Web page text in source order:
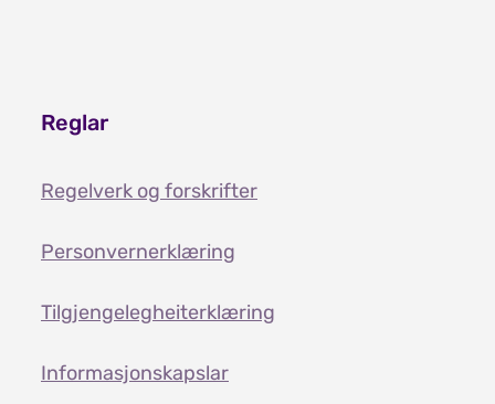
Reglar
Regelverk og forskrifter
Personvernerklæring
Tilgjengelegheiterklæring
Informasjonskapslar